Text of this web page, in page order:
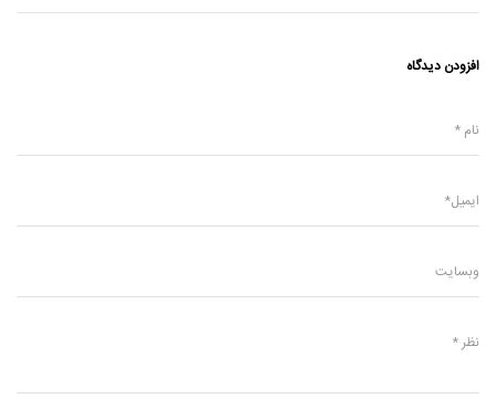
افزودن دیدگاه